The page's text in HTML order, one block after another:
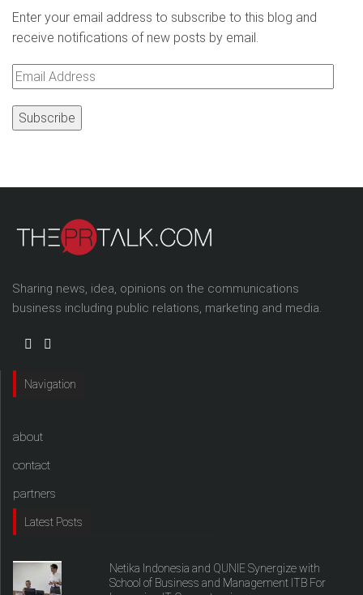
Enter your email address to subscribe to this blog and
receive notifications of new posts by email.
Email
Sharing news, idea, opinions on the communications
business including public relations, marketing and media.
Navigation
about
contact
partners
Latest Posts
Netika Indonesia and QUNIE Synergize with
School of Business and Management ITB For